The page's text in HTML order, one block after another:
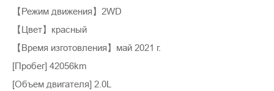
【Режим движения】2WD
【Цвет】красный
【Время изготовления】май 2021 г.
[Пробег] 42056km
[Объем двигателя] 2.0L